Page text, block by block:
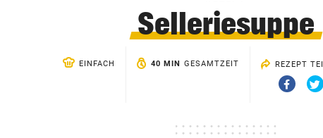
Suchbegriff
Selleriesuppe
EINFACH 40 MIN GESAMTZEIT
REZEPT
Via
Facebook
teilen